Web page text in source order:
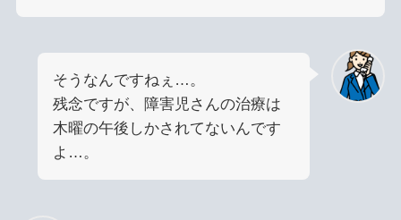
そうなんですねぇ…。
残念ですが、障害児さんの治療は
木曜の午後しかされてないんです
よ…。